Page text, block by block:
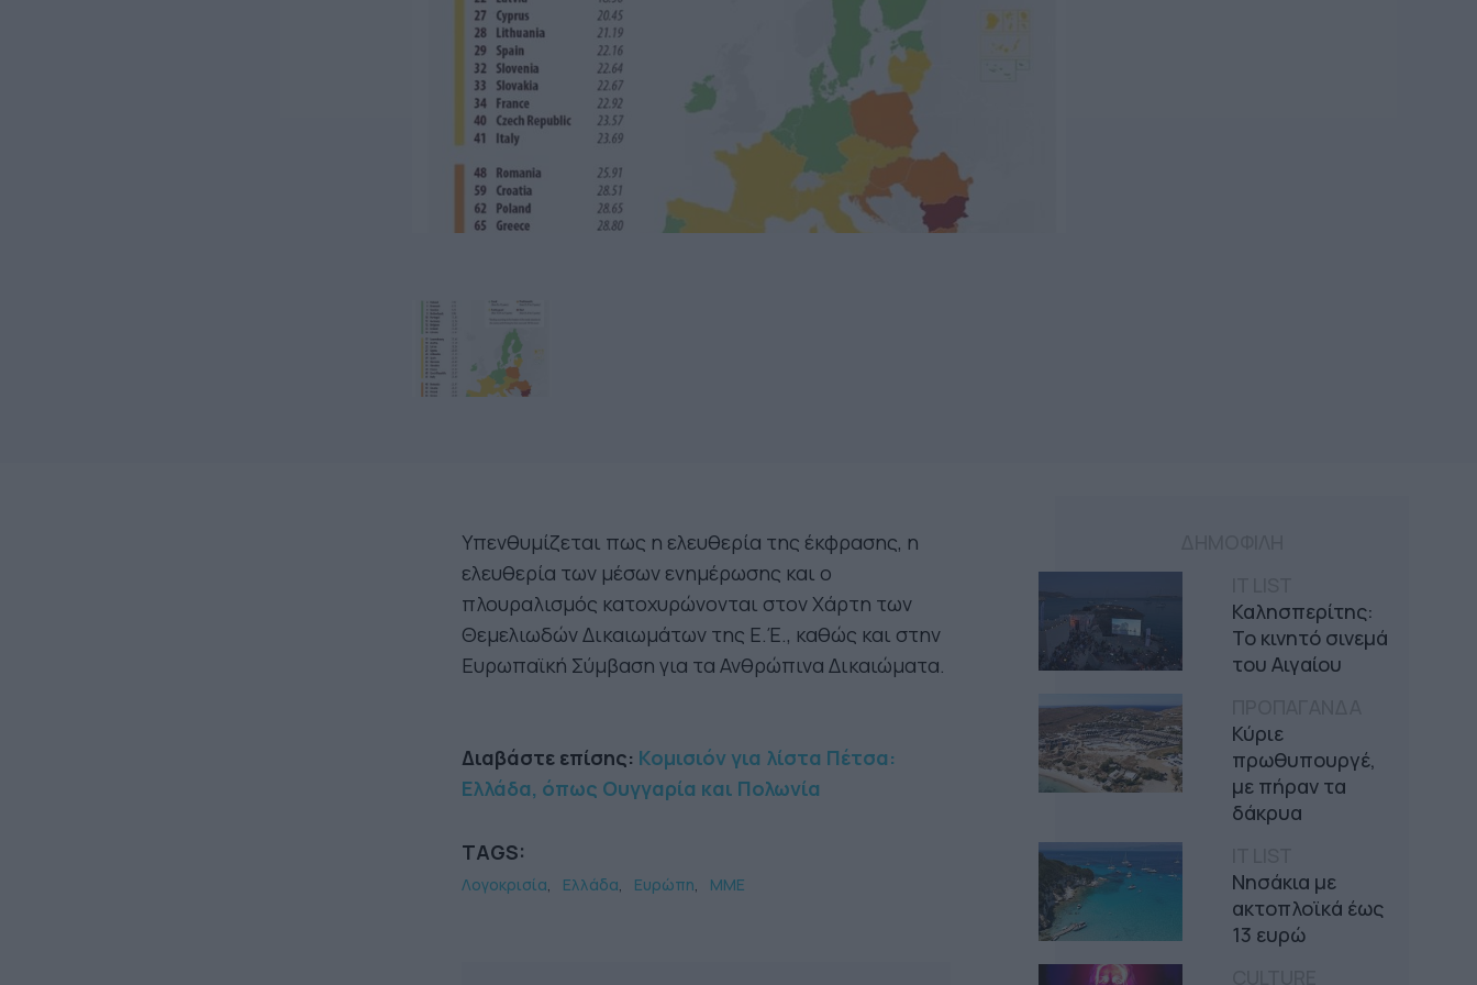
Καλησπερίτης:
Το κινητό σινεμά
του Αιγαίου
Κύριε
πρωθυπουργέ,
με πήραν τα
δάκρυα
Νησάκια με
ακτοπλοϊκά έως
13 ευρώ
Υπενθυμίζεται πως η ελευθερία της έκφρασης, η
ελευθερία των μέσων ενημέρωσης και ο
πλουραλισμός κατοχυρώνονται στον Χάρτη των
Θεμελιωδών Δικαιωμάτων της Ε.Έ., καθώς και στην
Ευρωπαϊκή Σύμβαση για τα Ανθρώπινα Δικαιώματα.
Διαβάστε επίσης: Κομισιόν για λίστα Πέτσα:
Ελλάδα, όπως Ουγγαρία και Πολωνία
TAGS:
Λογοκρισία Ελλάδα Ευρώπη ΜΜΕ